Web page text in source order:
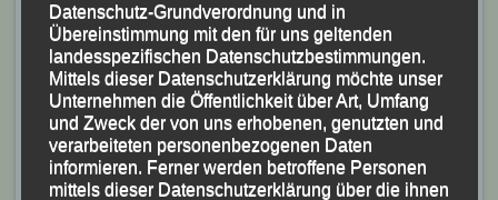
Sascha Jägerkam mit seiner Endzeit von 34:39
Minuten als Achter seiner Altersklasse M 45 ins Ziel.
Datenschutz-Grundverordnung und in
Übereinstimmung mit den für uns geltenden
landesspezifischen Datenschutzbestimmungen.
Mittels dieser Datenschutzerklärung möchte unser
Unternehmen die Öffentlichkeit über Art, Umfang
und Zweck der von uns erhobenen, genutzten und
verarbeiteten personenbezogenen Daten
informieren. Ferner werden betroffene Personen
mittels dieser Datenschutzerklärung über die ihnen